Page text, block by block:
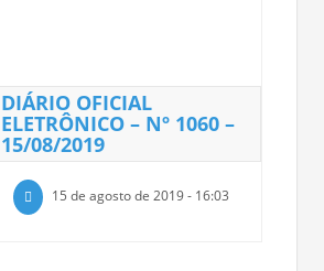
DIÁRIO OFICIAL
ELETRÔNICO – Nº 1060 –
15/08/2019
15 de agosto de 2019 - 16:03